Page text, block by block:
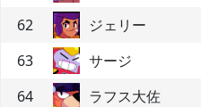
62
ジェリー
63
サージ
64
ラフス大佐